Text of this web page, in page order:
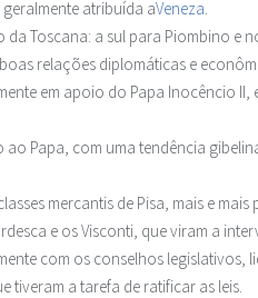
atribuída aVeneza
Toscana: a sul para Piombino e
relações diplomáticas e
em apoio do Papa Inocêncio
Papa, com uma tendência
mercantis de Pisa, mais e
e os Visconti, que viram a
com os conselhos
tiveram a tarefa de ratificar as leis.